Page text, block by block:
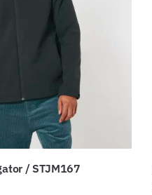
/ STJM167